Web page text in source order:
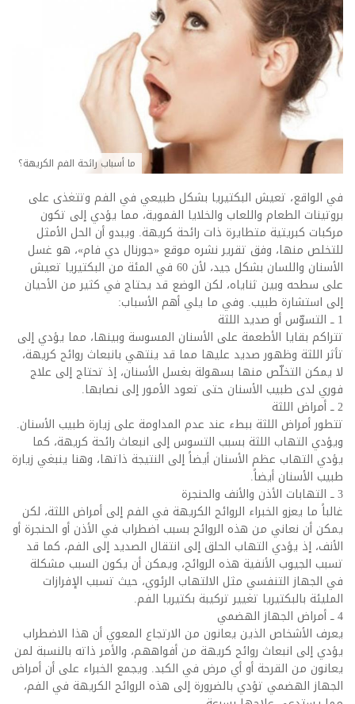
ما أسباب رائحة الفم الكريهة؟
في الواقع، تعيش البكتيريا بشكل طبيعي في الفم وتتغذى على
بروتينات الطعام واللعاب والخلايا الفموية، مما يؤدي إلى تكون
مركبات كبريتية متطايرة ذات رائحة كريهة. ويبدو أن الحل الأمثل
للتخلص منها، وفق تقرير نشره موقع «جورنال دي فام»، هو غسل
الأسنان واللسان بشكل جيد، لأن 60 في المئة من البكتيريا تعيش
على سطحه وبين ثناياه، لكن الوضع قد يحتاج في كثير من الأحيان
إلى استشارة طبيب. وفي ما يلي أهم الأسباب:
1 ــ التسوّس أو صديد اللثة
تتراكم بقايا الأطعمة على الأسنان المسوسة وبينها، مما يؤدي إلى
تأثر اللثة وظهور صديد عليها مما قد ينتهي بانبعاث روائح كريهة،
لا يمكن التخلّص منها بسهولة بغسل الأسنان، إذ تحتاج إلى علاج
فوري لدى طبيب الأسنان حتى تعود الأمور إلى نصابها.
2 ــ أمراض اللثة
تتطور أمراض اللثة ببطء عند عدم المداومة على زيارة طبيب الأسنان.
ويؤدي التهاب اللثة بسبب التسوس إلى انبعاث رائحة كريهة، كما
يؤدي التهاب عظم الأسنان أيضاً إلى النتيجة ذاتها، وهنا ينبغي زيارة
طبيب الأسنان أيضاً.
3 ــ التهابات الأذن والأنف والحنجرة
غالباً ما يعزو الخبراء الروائح الكريهة في الفم إلى أمراض اللثة، لكن
يمكن أن نعاني من هذه الروائح بسبب اضطراب في الأذن أو الحنجرة أو
الأنف، إذ يؤدي التهاب الحلق إلى انتقال الصديد إلى الفم، كما قد
تسبب الجيوب الأنفية هذه الروائح، ويمكن أن يكون السبب مشكلة
في الجهاز التنفسي مثل الالتهاب الرئوي، حيث تسبب الإفرازات
المليئة بالبكتيريا تغيير تركيبة بكتيريا الفم.
4 ــ أمراض الجهاز الهضمي
يعرف الأشخاص الذين يعانون من الارتجاع المعوي أن هذا الاضطراب
يؤدي إلى انبعاث روائح كريهة من أفواههم، والأمر ذاته بالنسبة لمن
يعانون من القرحة أو أي مرض في الكبد. ويجمع الخبراء على أن أمراض
الجهاز الهضمي تؤدي بالضرورة إلى هذه الروائح الكريهة في الفم،